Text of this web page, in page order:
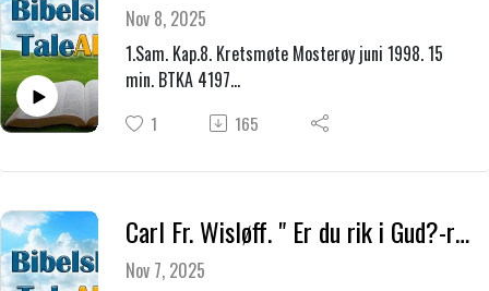
Nov 8, 2025
1.Sam. Kap.8. Kretsmøte Mosterøy juni 1998. 15
min. BTKA 4197
1 165
Carl Fr. Wisløff. " Er du rik i Gud?-rik hos Gud?
Nov 7, 2025